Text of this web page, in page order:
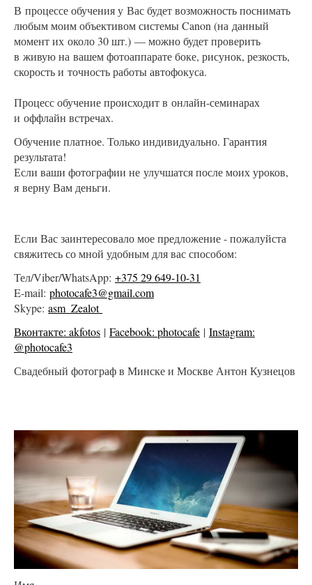
В процессе обучения у Вас будет возможность поснимать
любым моим объективом системы Canon (на данный
момент их около 30 шт.) — можно будет проверить
в живую на вашем фотоаппарате боке, рисунок, резкость,
скорость и точность работы автофокуса.
Процесс обучение происходит в онлайн-семинарах
и оффлайн встречах.
Обучение платное. Только индивидуально. Гарантия
результата!
Если ваши фотографии не улучшатся после моих уроков,
я верну Вам деньги.
Если Вас заинтересовало мое предложение - пожалуйста
свяжитесь со мной удобным для вас способом:
Тел/Viber/WhatsApp: +375 29 649-10-31
E-mail: photocafe3@gmail.com
Skype: asm_Zealot
Вконтакте: akfotos | Facebook: photocafe | Instagram:
@photocafe3
Свадебный фотограф в Минске и Москве Антон Кузнецов